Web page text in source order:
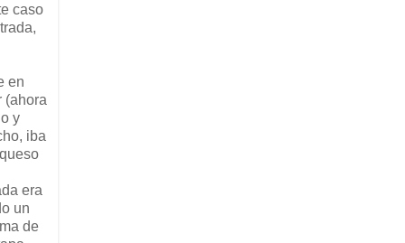
caso
en
(ahora
y
iba
era
un
de